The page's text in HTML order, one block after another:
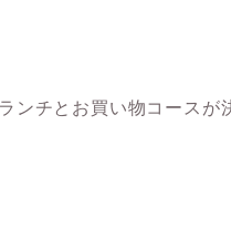
ンチとお買い物コースが